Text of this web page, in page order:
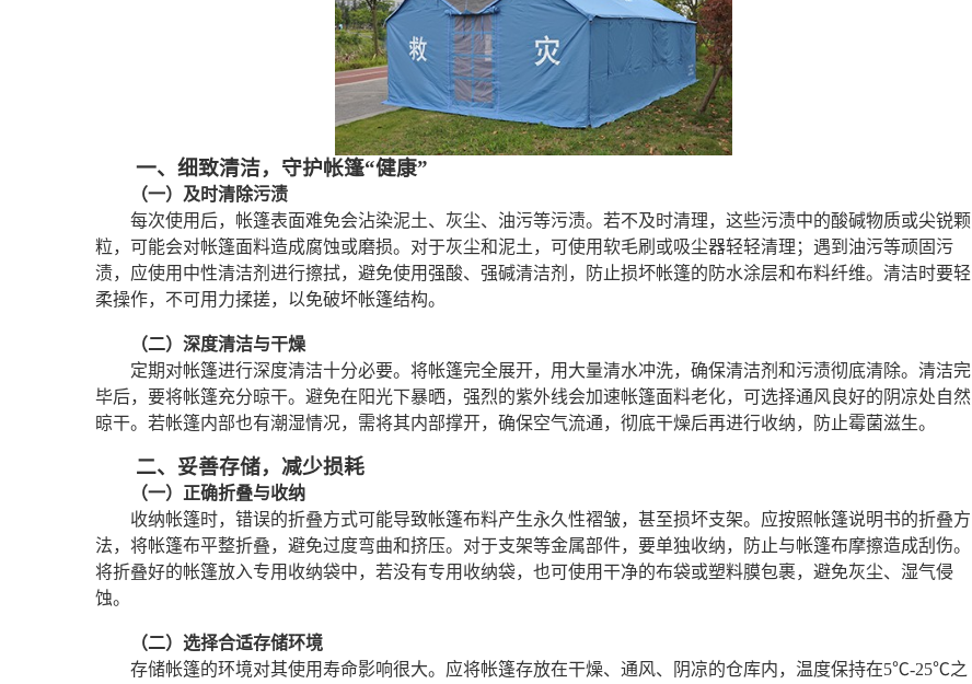
一、细致清洁，守护帐篷“健康”
（一）及时清除污渍
每次使用后，帐篷表面难免会沾染泥土、灰尘、油污等污渍。若不及时清理，这些污渍中的酸碱物质或尖锐颗
粒，可能会对帐篷面料造成腐蚀或磨损。对于灰尘和泥土，可使用软毛刷或吸尘器轻轻清理；遇到油污等顽固污
渍，应使用中性清洁剂进行擦拭，避免使用强酸、强碱清洁剂，防止损坏帐篷的防水涂层和布料纤维。清洁时要轻
柔操作，不可用力揉搓，以免破坏帐篷结构。
（二）深度清洁与干燥
定期对帐篷进行深度清洁十分必要。将帐篷完全展开，用大量清水冲洗，确保清洁剂和污渍彻底清除。清洁完
毕后，要将帐篷充分晾干。避免在阳光下暴晒，强烈的紫外线会加速帐篷面料老化，可选择通风良好的阴凉处自然
晾干。若帐篷内部也有潮湿情况，需将其内部撑开，确保空气流通，彻底干燥后再进行收纳，防止霉菌滋生。
二、妥善存储，减少损耗
（一）正确折叠与收纳
收纳帐篷时，错误的折叠方式可能导致帐篷布料产生永久性褶皱，甚至损坏支架。应按照帐篷说明书的折叠方
法，将帐篷布平整折叠，避免过度弯曲和挤压。对于支架等金属部件，要单独收纳，防止与帐篷布摩擦造成刮伤。
将折叠好的帐篷放入专用收纳袋中，若没有专用收纳袋，也可使用干净的布袋或塑料膜包裹，避免灰尘、湿气侵
蚀。
（二）选择合适存储环境
存储帐篷的环境对其使用寿命影响很大。应将帐篷存放在干燥、通风、阴凉的仓库内，温度保持在5℃-25℃之